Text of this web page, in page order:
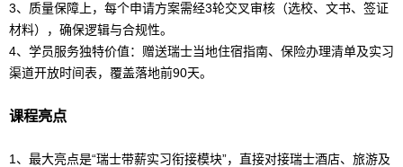
3、质量保障上，每个申请方案需经3轮交叉审核（选校、文书、签证
材料），确保逻辑与合规性。
4、学员服务独特价值：赠送瑞士当地住宿指南、保险办理清单及实习
渠道开放时间表，覆盖落地前90天。
课程亮点
1、最大亮点是“瑞士带薪实习衔接模块”，直接对接瑞士酒店、旅游及